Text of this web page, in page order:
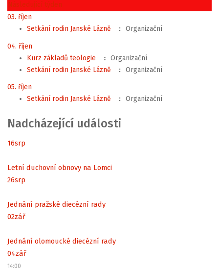
Následující týden
03. říjen
Setkání rodin Janské Lázně
:: Organizační
04. říjen
Kurz základů teologie
:: Organizační
Setkání rodin Janské Lázně
:: Organizační
05. říjen
Setkání rodin Janské Lázně
:: Organizační
Nadcházející události
16srp
Letní duchovní obnovy na Lomci
26srp
Jednání pražské diecézní rady
02zář
Jednání olomoucké diecézní rady
04zář
14:00